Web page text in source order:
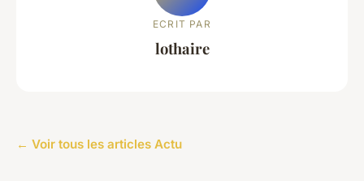
ECRIT PAR
lothaire
← Voir tous les articles Actu